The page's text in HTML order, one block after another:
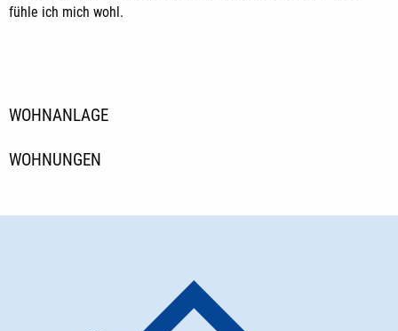
fühle ich mich wohl.
WOHNANLAGE
WOHNUNGEN